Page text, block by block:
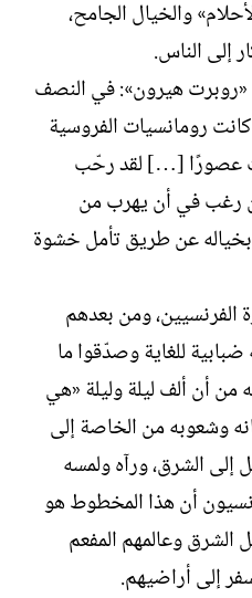
والخيال الجامح،
إلى الناس.
الكاتب الإسكتلندي[1] «روبرت هيرون»: في النصف
رومانسيات الفروسية
عصورًا […] لقد رحّب
رغب في أن يهرب من
عن طريق تأمل خشوة
الفرنسيين، ومن بعدهم
ضبابية للغاية وصدّقوا ما
من أن ألف ليلة وليلة «هي
وشعوبه من الخاصة إلى
إلى الشرق، ورآه ولمسه
أن هذا المخطوط هو
وعالمهم المفعم
إلى أراضيهم.